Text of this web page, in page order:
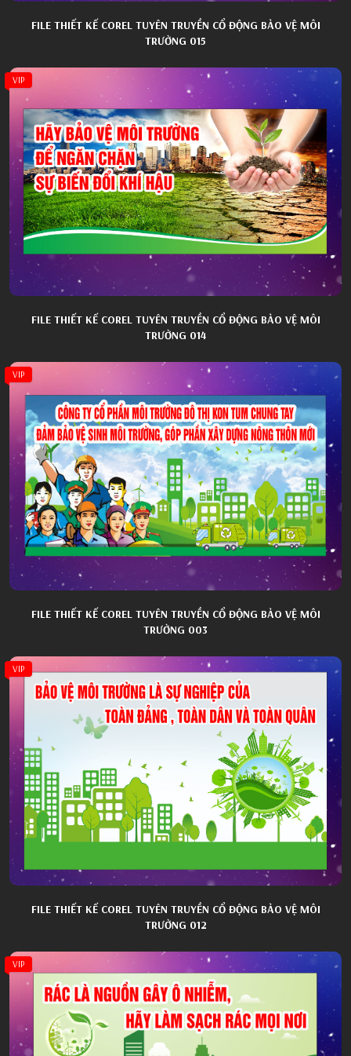
FILE THIẾT KẾ COREL TUYÊN TRUYỀN CỔ ĐỘNG BẢO VỆ MÔI
TRƯỜNG 015
VIP
FILE THIẾT KẾ COREL TUYÊN TRUYỀN CỔ ĐỘNG BẢO VỆ MÔI
TRƯỜNG 014
VIP
FILE THIẾT KẾ COREL TUYÊN TRUYỀN CỔ ĐỘNG BẢO VỆ MÔI
TRƯỜNG 003
VIP
FILE THIẾT KẾ COREL TUYÊN TRUYỀN CỔ ĐỘNG BẢO VỆ MÔI
TRƯỜNG 012
VIP